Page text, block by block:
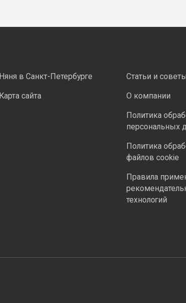
Няня в Санкт-Петербурге
Карта сайта
Статьи и советы
О компании
Политика
персональных
Политика
файлов cookie
Правила
технологий